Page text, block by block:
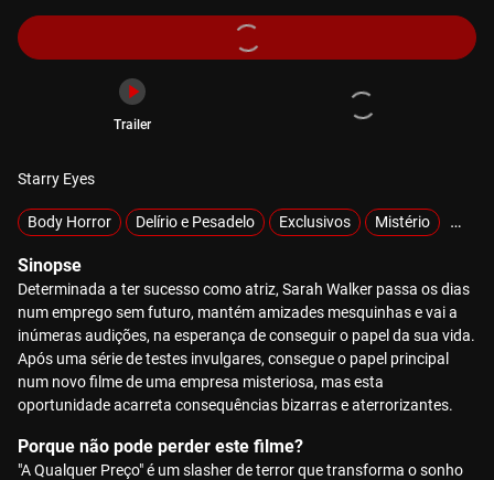
Trailer
Starry Eyes
Body Horror Delírio e Pesadelo Exclusivos Mistério
Sinopse
Determinada a ter sucesso como atriz, Sarah Walker passa os dias
num emprego sem futuro, mantém amizades mesquinhas e vai a
inúmeras audições, na esperança de conseguir o papel da sua vida.
Após uma série de testes invulgares, consegue o papel principal
num novo filme de uma empresa misteriosa, mas esta
oportunidade acarreta consequências bizarras e aterrorizantes.
Porque não pode perder este filme?
"A Qualquer Preço" é um slasher de terror que transforma o sonho